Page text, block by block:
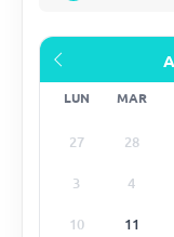
LUN MAR
27 28
3 4
10 11